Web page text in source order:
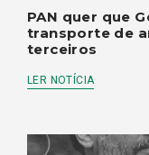
PAN quer que
transporte de
terceiros
LER NOTÍCIA